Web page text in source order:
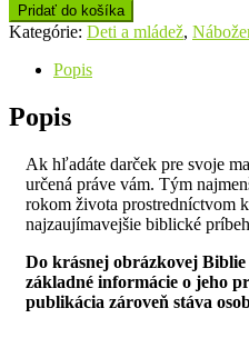
Pridať do košíka
Kategórie: Deti a mládež,
Popis
Popis
Ak hľadáte darček pre svoje
určená práve vám. Tým
rokom života prostredníctvom
najzaujímavejšie biblické
Do krásnej obrázkovej
základné informácie o jeho
publikácia zároveň stáva